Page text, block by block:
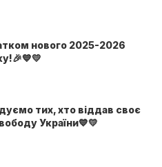
нового 2025-2026
тих, хто віддав своє
України💙💛